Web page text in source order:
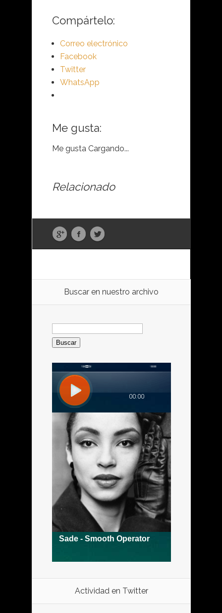
Compártelo:
Correo electrónico
Facebook
Twitter
WhatsApp
Me gusta:
Me gusta Cargando...
Relacionado
Buscar en nuestro archivo
Buscar:
Actividad en Twitter